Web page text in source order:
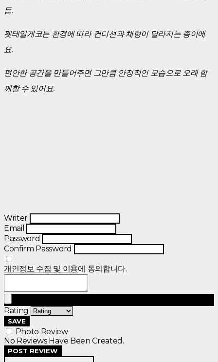
듬.
펫테일게코는 환경에 따라 컨디션과 체형이 달라지는 종이에
요.
편안한 공간을 만들어주면 그만큼 안정적인 모습으로 오래 함
께할 수 있어요.
Writer
Email
Password
Confirm Password
개인정보 수집 및 이용에 동의합니다.
Rating
SAVE
Photo Review
No Reviews Have Been Created.
POST REVIEW